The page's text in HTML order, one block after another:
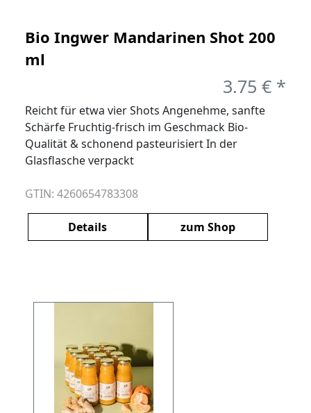
Bio Ingwer Mandarinen Shot 200
ml
3.75 € *
Reicht für etwa vier Shots Angenehme, sanfte
Schärfe Fruchtig-frisch im Geschmack Bio-
Qualität & schonend pasteurisiert In der
Glasflasche verpackt
GTIN: 4260654783308
Details zum Shop